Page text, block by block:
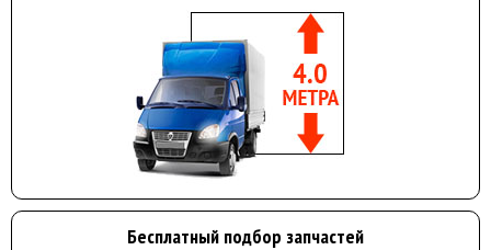
Бесплатный подбор запчастей